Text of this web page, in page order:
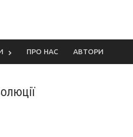
ПРО НАС АВТОРИ